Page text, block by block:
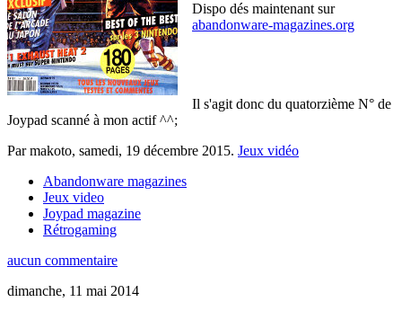
Dispo dés maintenant sur
abandonware-magazines.org
Il s'agit donc du quatorzième N° de
Joypad scanné à mon actif ^^;
Par makoto, samedi, 19 décembre 2015. Jeux vidéo
Abandonware magazines
Jeux video
Joypad magazine
Rétrogaming
aucun commentaire
dimanche, 11 mai 2014